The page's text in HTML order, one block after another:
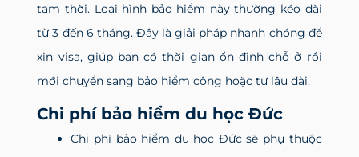
tạm thời. Loại hình bảo hiểm này thường kéo dài
từ 3 đến 6 tháng. Đây là giải pháp nhanh chóng để
xin visa, giúp bạn có thời gian ổn định chỗ ở rồi
mới chuyển sang bảo hiểm công hoặc tư lâu dài.
Chi phí bảo hiểm du học Đức
Chi phí bảo hiểm du học Đức sẽ phụ thuộc